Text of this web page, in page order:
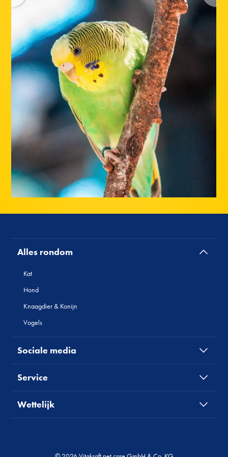
Alles rondom
Kat
Hond
Knaagdier & Konijn
Vogels
Sociale media
Service
Wettelijk